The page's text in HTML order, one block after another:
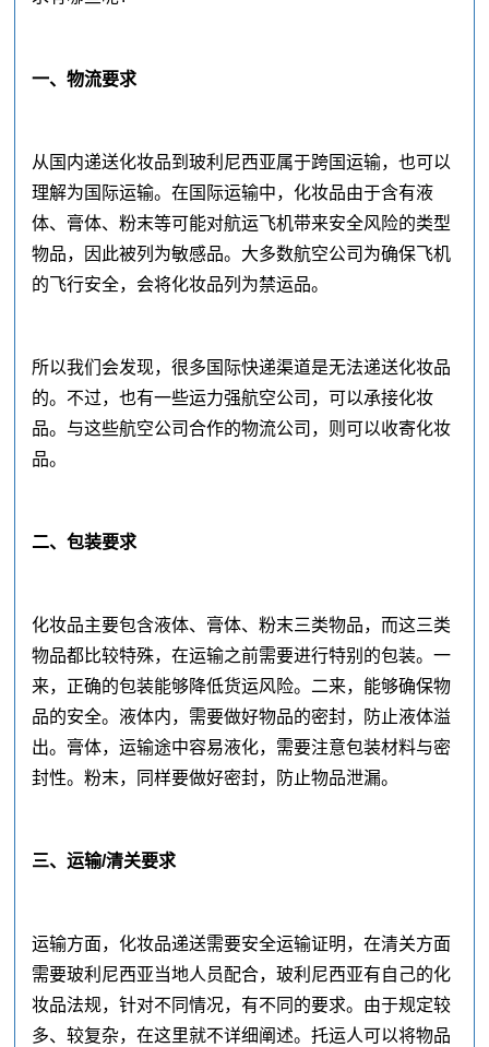
一、物流要求
从国内递送化妆品到玻利尼西亚属于跨国运输，也可以
理解为国际运输。在国际运输中，化妆品由于含有液
体、膏体、粉末等可能对航运飞机带来安全风险的类型
物品，因此被列为敏感品。大多数航空公司为确保飞机
的飞行安全，会将化妆品列为禁运品。
所以我们会发现，很多国际快递渠道是无法递送化妆品
的。不过，也有一些运力强航空公司，可以承接化妆
品。与这些航空公司合作的物流公司，则可以收寄化妆
品。
二、包装要求
化妆品主要包含液体、膏体、粉末三类物品，而这三类
物品都比较特殊，在运输之前需要进行特别的包装。一
来，正确的包装能够降低货运风险。二来，能够确保物
品的安全。液体内，需要做好物品的密封，防止液体溢
出。膏体，运输途中容易液化，需要注意包装材料与密
封性。粉末，同样要做好密封，防止物品泄漏。
三、运输/清关要求
运输方面，化妆品递送需要安全运输证明，在清关方面
需要玻利尼西亚当地人员配合，玻利尼西亚有自己的化
妆品法规，针对不同情况，有不同的要求。由于规定较
多、较复杂，在这里就不详细阐述。托运人可以将物品